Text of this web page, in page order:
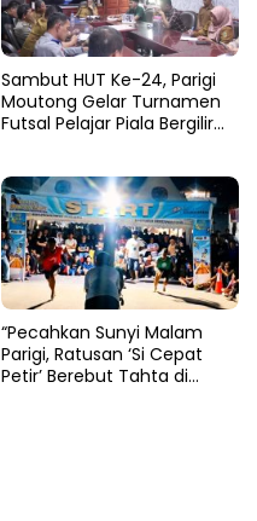
Sambut HUT Ke-24, Parigi
Moutong Gelar Turnamen
Futsal Pelajar Piala Bergilir
“Pecahkan Sunyi Malam
Parigi, Ratusan ‘Si Cepat
Petir’ Berebut Tahta di